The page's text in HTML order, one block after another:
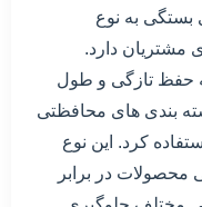
به نوع
مشتریان دارد.
حفظ تازگی و طول
بندی های محافظتی
کرد. این نوع
محصولات در برابر